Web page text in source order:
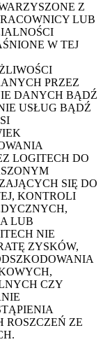
Z
LUB
W TEJ
PRZEZ
DANYCH BĄDŹ
USŁUG BĄDŹ
LOGITECH DO
SIĘ DO
KONTROLI
LUB
NIE
ZYSKÓW,
CZY
ROSZCZEŃ ZE